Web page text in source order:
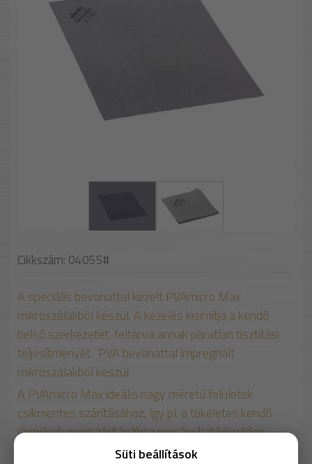
Cikkszám: 04055#
A speciális bevonattal kezelt PVAmicro Max
mikroszálakból készül. A kezelés kisimítja a kendő
belső szerkezetét, feltárva annak páratlan tisztítási
teljesítményét. PVA bevonattal impregnált
mikroszálakból készül.
A PVAmicro Max ideális nagy méretű felületek
csíkmentes szárításához, így pl. a tökéletes kendő
járművek megszárításához mosásukat követően.
Emellett a járművek utasterének tisztítására is
Süti beállítások